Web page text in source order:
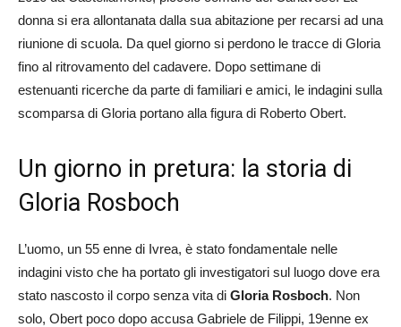
donna si era allontanata dalla sua abitazione per recarsi ad una
riunione di scuola. Da quel giorno si perdono le tracce di Gloria
fino al ritrovamento del cadavere. Dopo settimane di
estenuanti ricerche da parte di familiari e amici, le indagini sulla
scomparsa di Gloria portano alla figura di Roberto Obert.
Un giorno in pretura: la storia di
Gloria Rosboch
L’uomo, un 55 enne di Ivrea, è stato fondamentale nelle
indagini visto che ha portato gli investigatori sul luogo dove era
stato nascosto il corpo senza vita di Gloria Rosboch. Non
solo, Obert poco dopo accusa Gabriele de Filippi, 19enne ex